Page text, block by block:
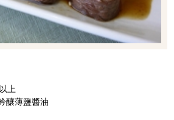
上
釀薄鹽醬油